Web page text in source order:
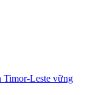
Leste vững